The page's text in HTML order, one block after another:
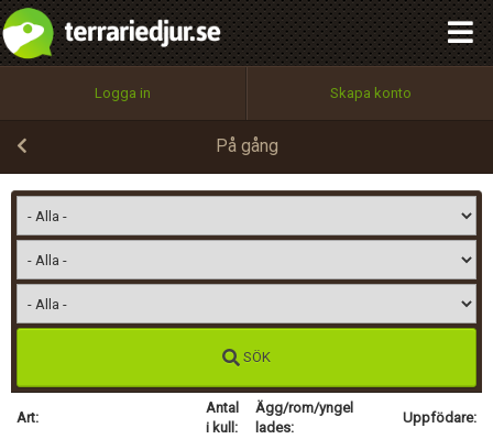
Logga in Skapa konto
På gång
SÖK
Art:
Antal
i kull:
Ägg/rom/yngel
lades:
Uppfödare:
Utför
100%
OK
integritetspolicy
Namn:
Epost:
Användarnamn:
Lösenord:
Privacy Policy
Begär nytt lösenord
Tillbaka till förstasidan